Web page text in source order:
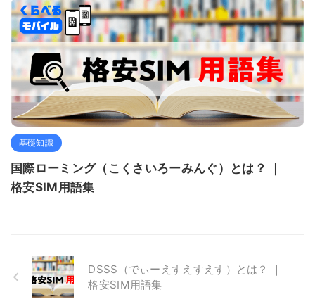
基礎知識
国際ローミング（こくさいろーみんぐ）とは？ ｜
格安SIM用語集
DSSS（でぃーえすえすえす）とは？ ｜
格安SIM用語集